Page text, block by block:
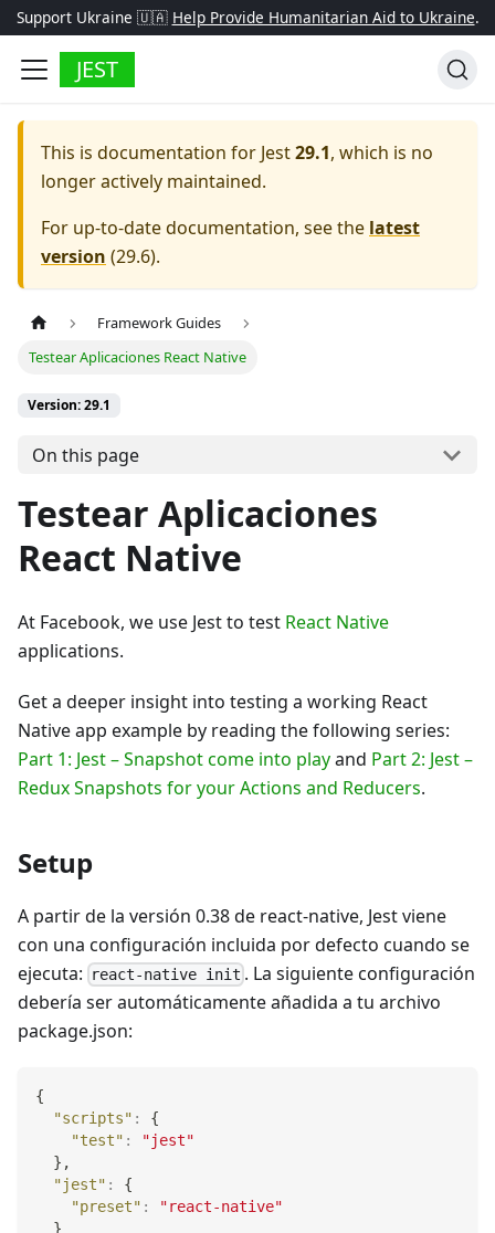
Support Ukraine 🇺🇦 Help Provide Humanitarian Aid to Ukraine.
JEST
This is documentation for Jest29.1, which is no
longer actively maintained.
For up-to-date documentation, see the latest
version (29.6).
Framework Guides
Testear Aplicaciones React Native
Version: 29.1
On this page
Testear Aplicaciones
React Native
At Facebook, we use Jest to test React Native
applications.
Get a deeper insight into testing a working React
Native app example by reading the following series:
Part 1: Jest – Snapshot come into playand Part 2: Jest –
Redux Snapshots for your Actions and Reducers.
Setup
A partir de la versión 0.38 de react-native, Jest viene
con una configuración incluida por defecto cuando se
ejecuta:
react-native init . La siguiente configuración
debería ser automáticamente añadida a tu archivo
package.json:
{
"scripts" :
{
"test" :
"jest"
} ,
"jest" :
{
"preset" :
"react-native"
}